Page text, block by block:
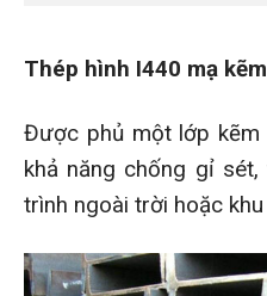
Thép hình I440 mạ kẽm
Được phủ một lớp kẽm
khả năng chống gỉ
trình ngoài trời hoặc